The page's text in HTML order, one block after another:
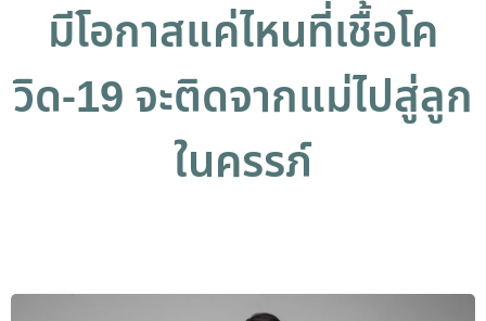
มีโอกาสแค่ไหนที่เชื้อโค
วิด-19 จะติดจากแม่ไปสู่ลูก
ในครรภ์